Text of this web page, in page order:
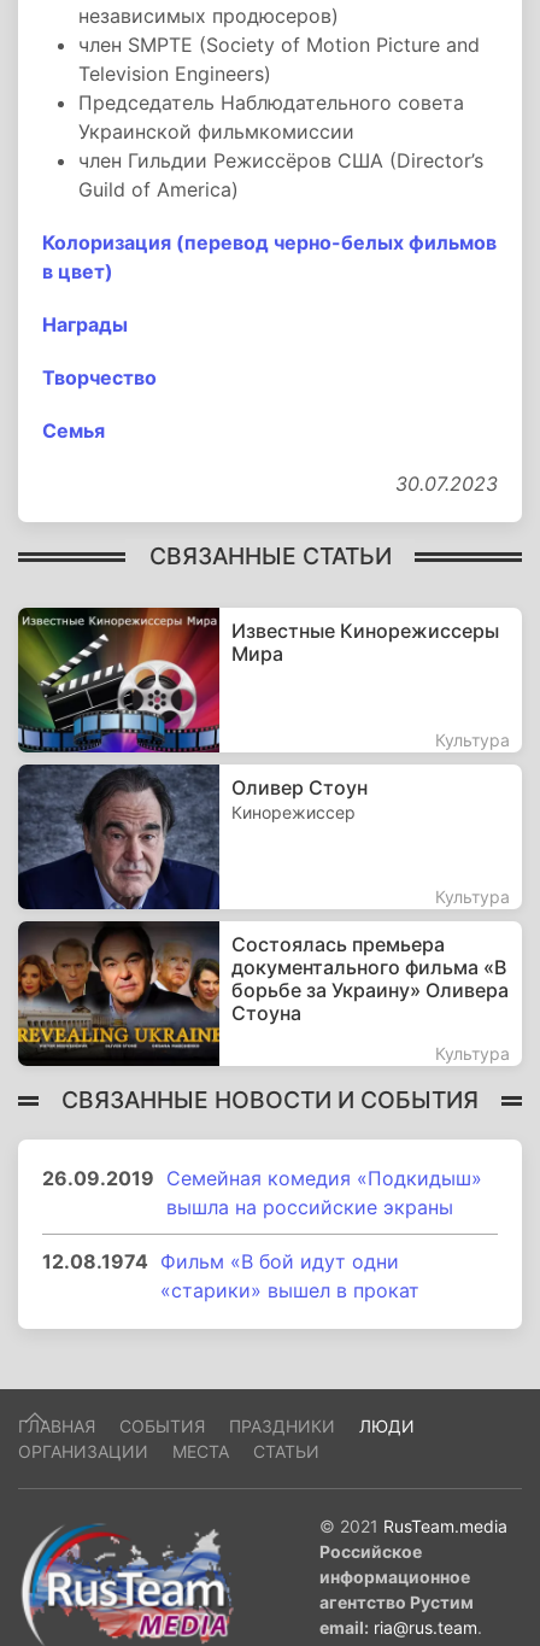
независимых продюсеров)
член SMPTE (Society of Motion Picture and
Television Engineers)
Председатель Наблюдательного совета
Украинской фильмкомиссии
член Гильдии Режиссёров США (Director’s
Guild of America)
Колоризация (перевод черно-белых фильмов
в цвет)
Награды
Творчество
Семья
30.07.2023
СВЯЗАННЫЕ СТАТЬИ
Известные Кинорежиссеры
Мира
Культура
Оливер Стоун
Кинорежиссер
Культура
Состоялась премьера
документального фильма «В
борьбе за Украину» Оливера
Стоуна
Культура
СВЯЗАННЫЕ НОВОСТИ И СОБЫТИЯ
26.09.2019 Семейная комедия «Подкидыш»
вышла на российские экраны
12.08.1974 Фильм «В бой идут одни
«старики» вышел в прокат
ГЛАВНАЯ СОБЫТИЯ ПРАЗДНИКИ
ЛЮДИ
ОРГАНИЗАЦИИ
МЕСТА СТАТЬИ
© 2021 RusTeam.media
Российское
информационное
агентство Рустим
email: ria@rus.team.